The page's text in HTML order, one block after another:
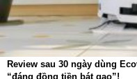
Lực hút mạnh mẽ này
Hút sạch bụi mịn
Loại bỏ lông thú
Hút rác nhỏ
Review sau 30 ngày dùng
“đáng đồng tiền bát gạo”!